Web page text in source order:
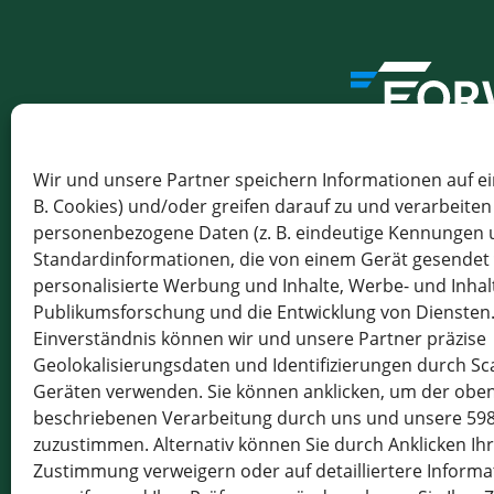
Wir und unsere Partner speichern Informationen auf
B. Cookies) und/oder greifen darauf zu und verarbeiten
personenbezogene Daten (z. B. eindeutige Kennungen
Standardinformationen, die von einem Gerät
personalisierte Werbung und Inhalte, Werbe- und
Publikumsforschung und die Entwicklung von
Einverständnis können wir und unsere Partner präzise
Geolokalisierungsdaten und Identifizierungen durch
Geräten verwenden. Sie können anklicken, um der
beschriebenen Verarbeitung durch uns und unsere
zuzustimmen. Alternativ können Sie durch Anklicken
Zustimmung verweigern oder auf detailliertere
THE GATEWAY
FORWARDIS
GMBH BERLIN
16, 10117 BERLIN,
GERMANY
VAT : DE
+49 030 54979330